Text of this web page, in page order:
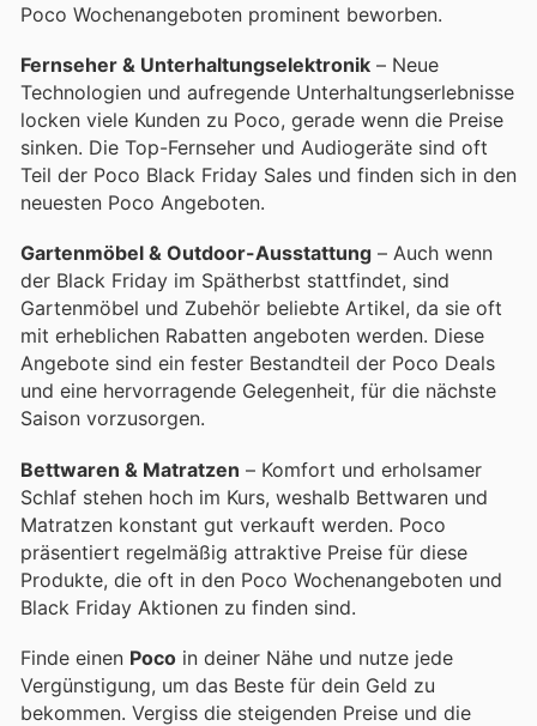
Poco Wochenangeboten prominent beworben.
Fernseher & Unterhaltungselektronik – Neue
Technologien und aufregende Unterhaltungserlebnisse
locken viele Kunden zu Poco, gerade wenn die Preise
sinken. Die Top-Fernseher und Audiogeräte sind oft
Teil der Poco Black Friday Sales und finden sich in den
neuesten Poco Angeboten.
Gartenmöbel & Outdoor-Ausstattung – Auch wenn
der Black Friday im Spätherbst stattfindet, sind
Gartenmöbel und Zubehör beliebte Artikel, da sie oft
mit erheblichen Rabatten angeboten werden. Diese
Angebote sind ein fester Bestandteil der Poco Deals
und eine hervorragende Gelegenheit, für die nächste
Saison vorzusorgen.
Bettwaren & Matratzen – Komfort und erholsamer
Schlaf stehen hoch im Kurs, weshalb Bettwaren und
Matratzen konstant gut verkauft werden. Poco
präsentiert regelmäßig attraktive Preise für diese
Produkte, die oft in den Poco Wochenangeboten und
Black Friday Aktionen zu finden sind.
Finde einen Poco in deiner Nähe und nutze jede
Vergünstigung, um das Beste für dein Geld zu
bekommen. Vergiss die steigenden Preise und die